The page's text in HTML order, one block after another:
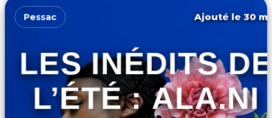
Pessac Ajouté le 30
LES INÉDITS DE
L’ÉTÉ : ALA.NI